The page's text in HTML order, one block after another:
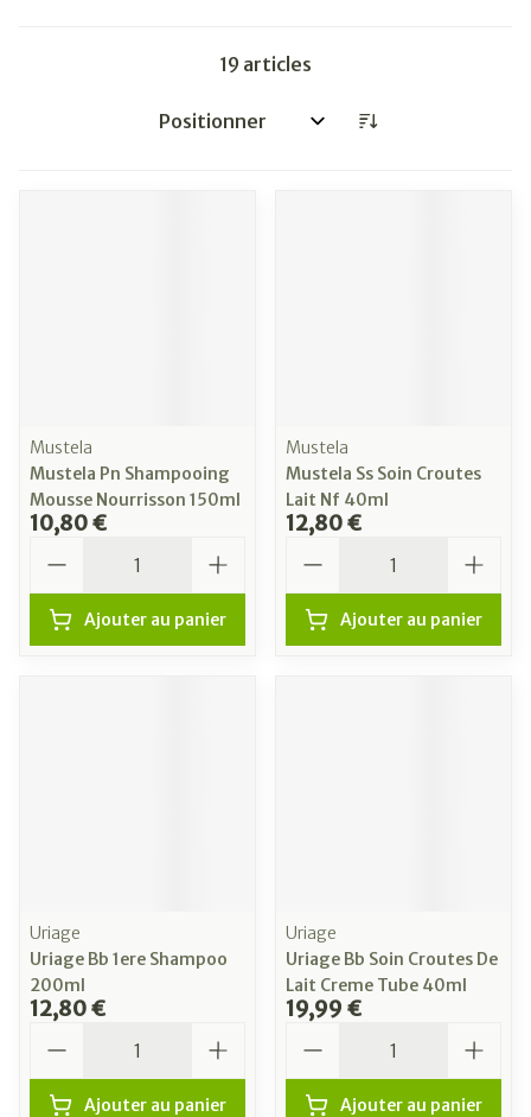
19 articles
Trier par:
Mustela
Mustela Pn Shampooing
Mousse Nourrisson 150ml
10,80 €
Ajouter au panier
Mustela
Mustela Ss Soin Croutes
Lait Nf 40ml
12,80 €
Ajouter au panier
Uriage
Uriage Bb 1ere Shampoo
200ml
12,80 €
Ajouter au panier
Uriage
Uriage Bb Soin Croutes De
Lait Creme Tube 40ml
19,99 €
Ajouter au panier